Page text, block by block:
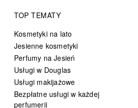
TOP TEMATY
Kosmetyki na lato
Jesienne kosmetyki
Perfumy na Jesień
Usługi w Douglas
Usługi makijażowe
Bezpłatne usługi w każdej
perfumerii